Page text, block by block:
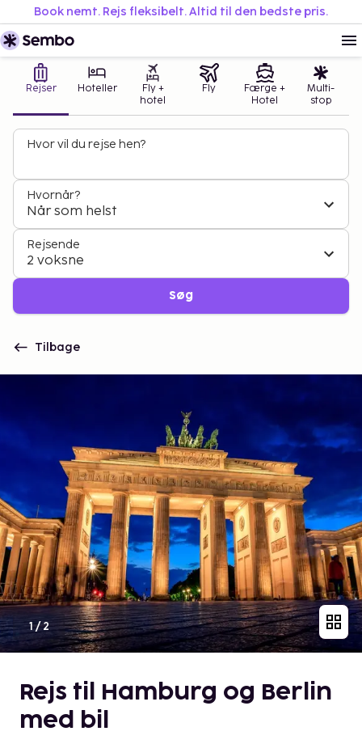
Book nemt. Rejs fleksibelt. Altid til den bedste pris.
Rejser Hoteller
Fly +
hotel
Fly
Færge +
Hotel
Multi-
stop
Hvor vil du rejse hen?
Hvornår?
Når som helst
Rejsende
2 voksne
Søg
Tilbage
1/2
Rejs til Hamburg og Berlin
med bil